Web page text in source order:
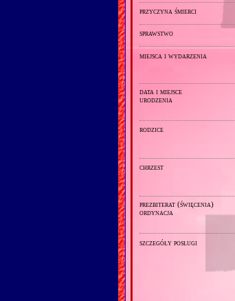
przyczyna śmierci
sprawstwo
miejsca i wydarzenia
data i miejsce
urodzenia
rodzice
chrzest
prezbiterat (święcenia)
ordynacja
szczegóły posługi